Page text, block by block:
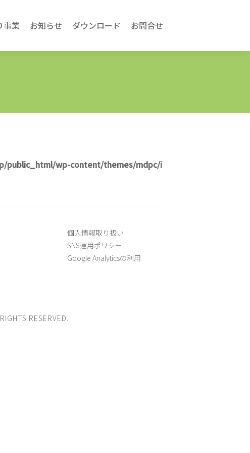
事業 お知らせ ダウンロード お問合せ
public_html/wp-content/themes/mdpc/i
個人情報取り扱い
SNS運用ポリシー
Google Analyticsの利用
RESERVED.